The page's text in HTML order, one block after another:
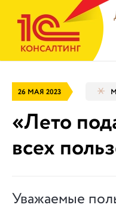
26 МАЯ 2023
«Лето
всех
Уважаемые